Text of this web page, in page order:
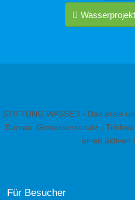
STIFTUNG WASSER - Das erste
Europa. Gewässerschutz-,
einen aktiven
Für Besucher